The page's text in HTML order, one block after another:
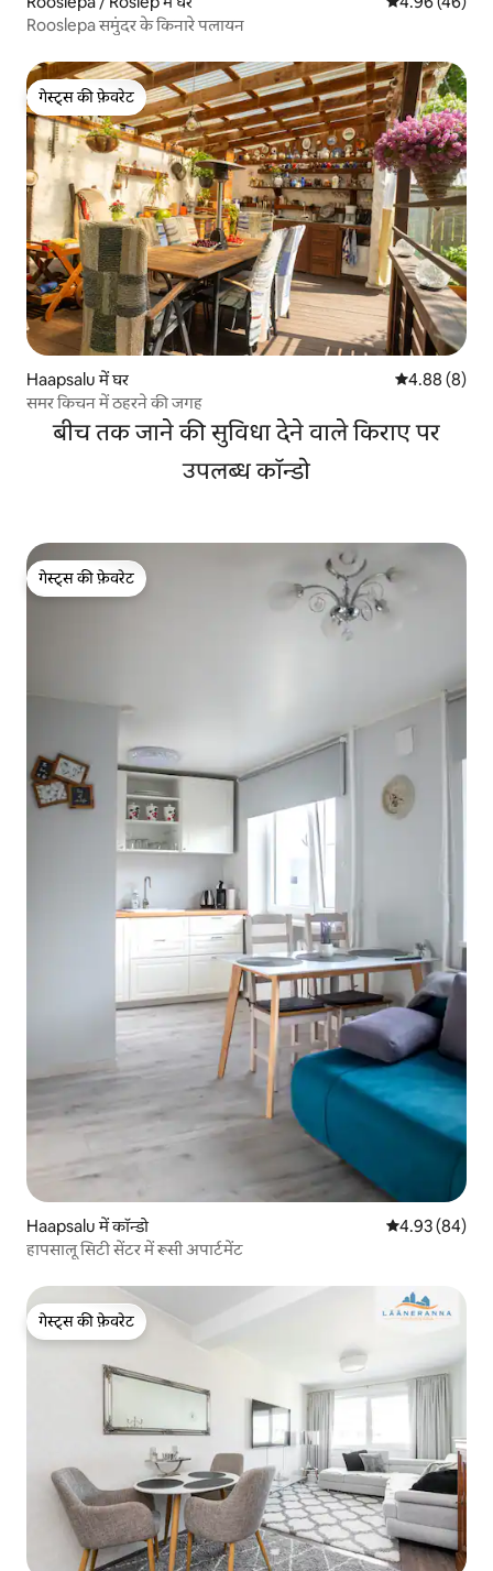
Rooslepa समुंदर के किनारे पलायन
गेस्ट्स की फ़ेवरेट
गेस्ट्स की फ़ेवरेट
Haapsalu में घर औसत रेटिंग 5 में
4.88 (8)
समर किचन में ठहरने की जगह
बीच तक जाने की सुविधा देने वाले किराए पर
उपलब्ध कॉन्डो
गेस्ट्स की फ़ेवरेट
गेस्ट्स की फ़ेवरेट
Haapsalu में कॉन्डो औसत रेटिंग 5 में
4.93 (84)
हापसालू सिटी सेंटर में रूसी अपार्टमेंट
गेस्ट्स की फ़ेवरेट
गेस्ट्स की फ़ेवरेट